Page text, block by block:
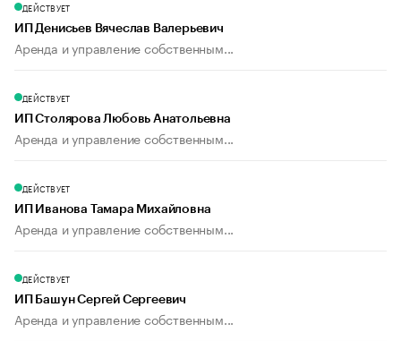
ДЕЙСТВУЕТ
ИП Денисьев Вячеслав Валерьевич
Аренда и управление собственным...
ДЕЙСТВУЕТ
ИП Столярова Любовь Анатольевна
Аренда и управление собственным...
ДЕЙСТВУЕТ
ИП Иванова Тамара Михайловна
Аренда и управление собственным...
ДЕЙСТВУЕТ
ИП Башун Сергей Сергеевич
Аренда и управление собственным...